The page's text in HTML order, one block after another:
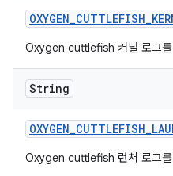
OXYGEN_CUTTLEFISH_
Oxygen cuttlefish 커널 로그를
String
OXYGEN_CUTTLEFISH_
Oxygen cuttlefish 런처 로그를